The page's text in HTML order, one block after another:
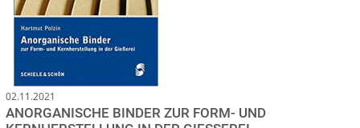
02.11.2021
ANORGANISCHE BINDER ZUR FORM- UND